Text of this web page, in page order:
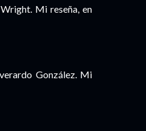
Mi reseña, en
González. Mi